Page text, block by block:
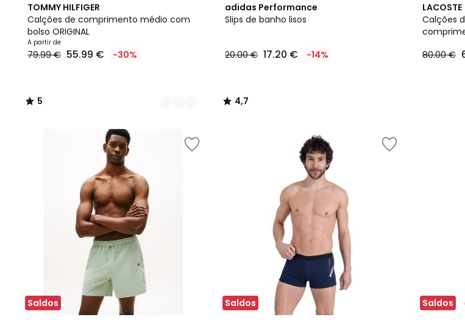
TOMMY HILFIGER
Calções de comprimento médio com
bolso ORIGINAL
A partir de
79.99 € 55.99 € -30%
5
/
5
4
Cores
5
/
adidas Performance
Slips de banho lisos
20.00 € 17.20 € -14%
4,7
/ 5
4,7
/
LACOSTE
Calções
80.00 €
3
Cores
Saldos Saldos Saldos